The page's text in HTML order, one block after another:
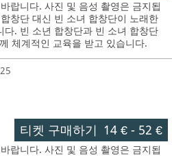
랍니다. 사진 및 음성 촬영은 금지됩
창단 대신 빈 소녀 합창단이 노래한
다. 빈 소년 합창단과 빈 소녀 합창단
체계적인 교육을 받고 있습니다.
티켓 구매하기 14 €- 52 €
랍니다. 사진 및 음성 촬영은 금지됩